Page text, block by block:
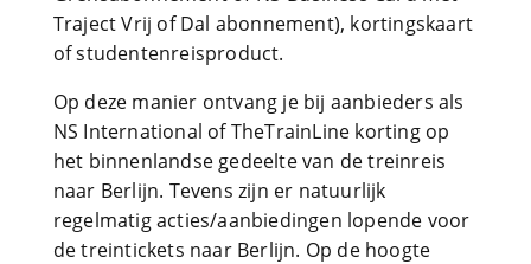
Traject Vrij of Dal abonnement), kortingskaart
of studentenreisproduct.
Op deze manier ontvang je bij aanbieders als
NS International of TheTrainLine korting op
het binnenlandse gedeelte van de treinreis
naar Berlijn. Tevens zijn er natuurlijk
regelmatig acties/aanbiedingen lopende voor
de treintickets naar Berlijn. Op de hoogte